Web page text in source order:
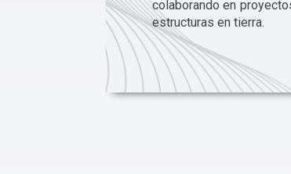
colaborando en
estructuras en tierra.